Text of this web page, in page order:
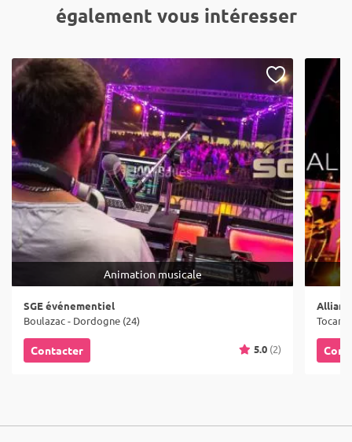
également vous intéresser
Animation musicale
SGE événementiel
Boulazac - Dordogne (24)
Contacter 5.0 (2)